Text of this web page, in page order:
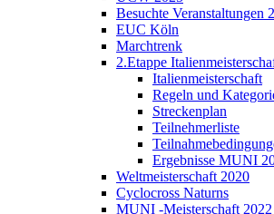
Besuchte Veranstaltungen
EUC Köln
Marchtrenk
2.Etappe
Italienmeisterschaft
Regeln und
Streckenplan
Teilnehmerliste
Ergebnisse MUNI
Weltmeisterschaft 2020
Cyclocross Naturns
MUNI -Meisterschaft